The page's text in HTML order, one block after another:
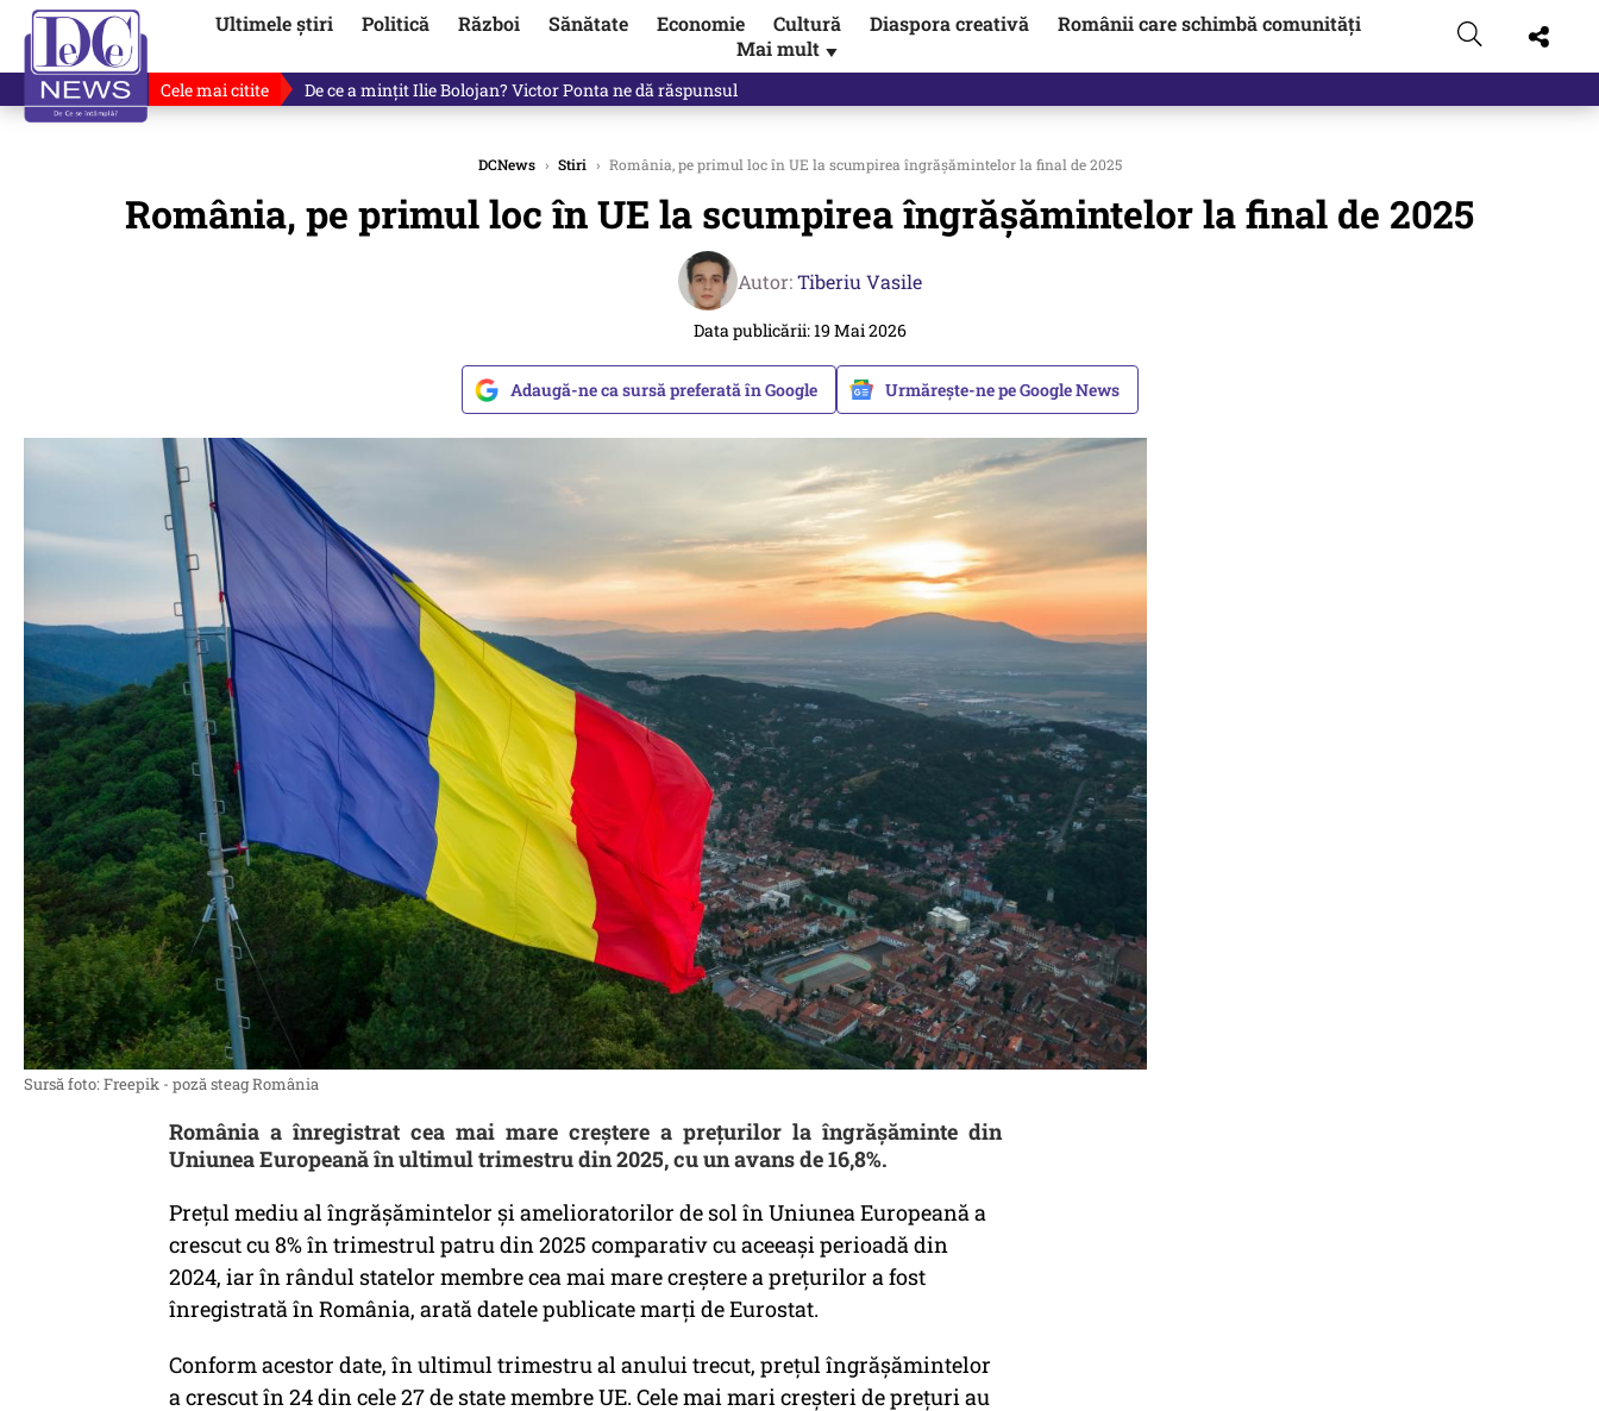
Ultimele știri Politică Război Sănătate Economie Cultură Diaspora creativă
Românii care schimbă comunități
Mai mult ▼
Cele mai citite De ce a mințit Ilie Bolojan? Victor Ponta ne dă răspunsul
DCNews › Stiri › România, pe primul loc în UE la scumpirea îngrășămintelor la final de 2025
România, pe primul loc în UE la scumpirea îngrășămintelor la final de 2025
Autor:Tiberiu Vasile
Data publicării: 19 Mai 2026
Adaugă-ne ca sursă preferată în Google Urmărește-ne pe Google News
Sursă foto: Freepik - poză steag România
România a înregistrat cea mai mare creștere a prețurilor la îngrășăminte din
Uniunea Europeană în ultimul trimestru din 2025, cu un avans de 16,8%.
Preţul mediu al îngrăşămintelor şi amelioratorilor de sol în Uniunea Europeană a
crescut cu 8% în trimestrul patru din 2025 comparativ cu aceeaşi perioadă din
2024, iar în rândul statelor membre cea mai mare creştere a preţurilor a fost
înregistrată în România, arată datele publicate marţi de Eurostat.
Conform acestor date, în ultimul trimestru al anului trecut, preţul îngrăşămintelor
a crescut în 24 din cele 27 de state membre UE. Cele mai mari creşteri de preţuri au